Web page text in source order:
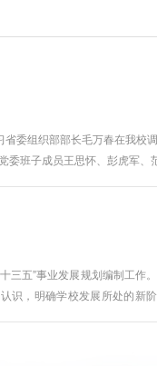
委组织部部长毛万春在我校
委班子成员王思怀、彭虎军
三五”事业发展规划编制工作
，明确学校发展所处的新阶